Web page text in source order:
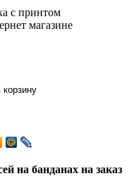
на банданах на заказ